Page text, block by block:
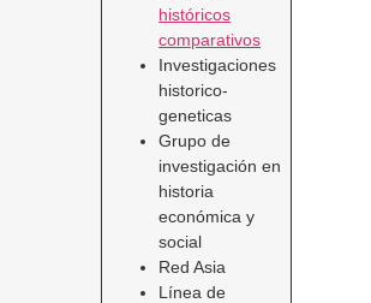
históricos
comparativos
Investigaciones
historico-
geneticas
Grupo de
investigación en
historia
económica y
social
Red Asia
Línea de